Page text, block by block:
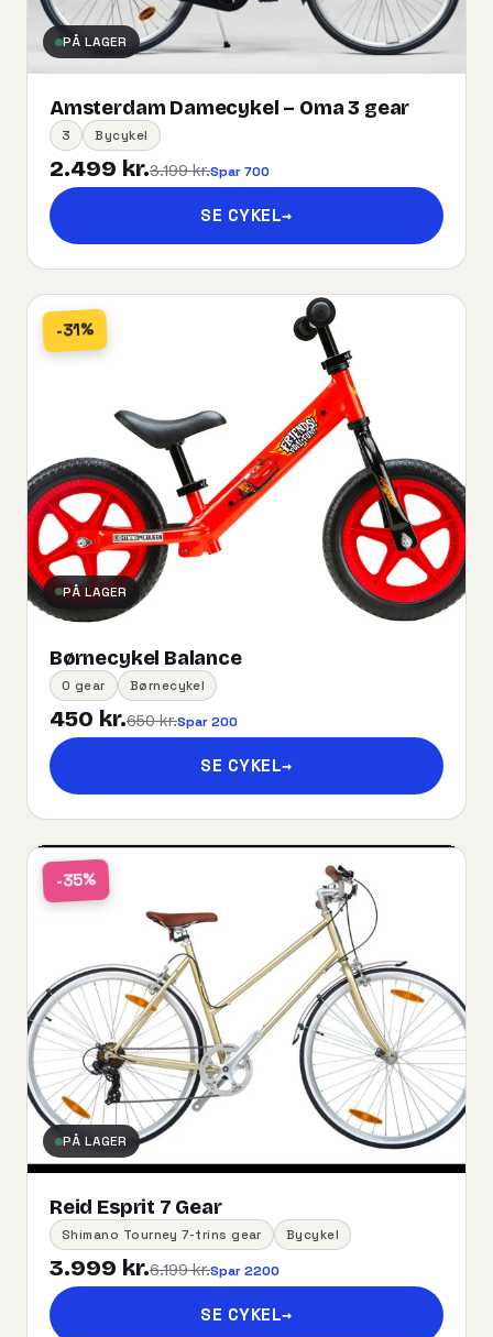
PÅ LAGER
Amsterdam Damecykel – Oma 3 gear
3 Bycykel
2.499 kr.3.199 kr.Spar 700
SE CYKEL→
-31%
PÅ LAGER
Børnecykel Balance
0 gear Børnecykel
450 kr.650 kr.Spar 200
SE CYKEL→
-35%
PÅ LAGER
Reid Esprit 7 Gear
Shimano Tourney 7-trins gear Bycykel
3.999 kr.6.199 kr.Spar 2200
SE CYKEL→